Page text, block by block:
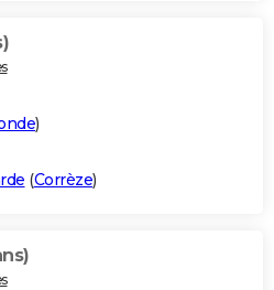
)
(Corrèze)